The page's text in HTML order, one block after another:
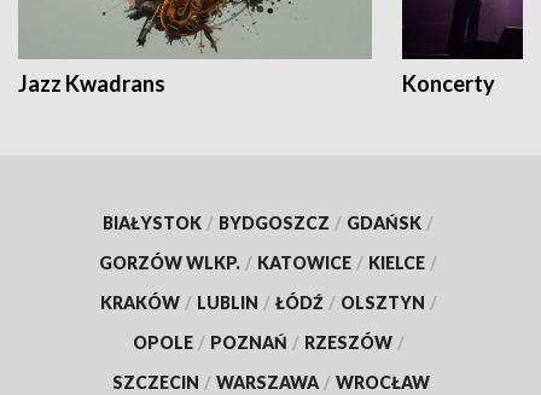
Jazz Kwadrans Koncerty
BIAŁYSTOK / BYDGOSZCZ / GDAŃSK /
GORZÓW WLKP. / KATOWICE / KIELCE /
KRAKÓW / LUBLIN / ŁÓDŹ / OLSZTYN /
OPOLE / POZNAŃ / RZESZÓW /
SZCZECIN / WARSZAWA / WROCŁAW